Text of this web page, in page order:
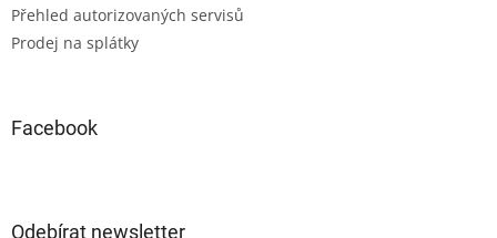
Přehled autorizovaných servisů
Prodej na splátky
Facebook
Odebírat newsletter